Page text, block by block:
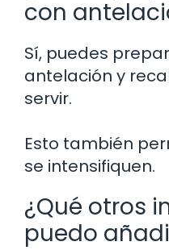
con
Sí, puedes
antelación y
servir.
Esto también
se intensifiquen.
¿Qué otros
puedo